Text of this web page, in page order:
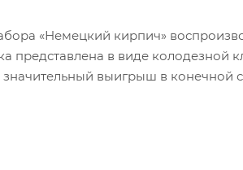
«Немецкий кирпич»
представлена в виде колодезной
выигрыш в конечной